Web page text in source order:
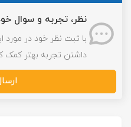
نظر، تجربه و سوال
با ثبت نظر خود در مورد
داشتن تجربه بهتر کمک